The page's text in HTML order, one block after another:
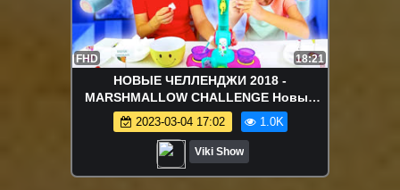
FHD 18:21
НОВЫЕ ЧЕЛЛЕНДЖИ 2018 -
MARSHMALLOW CHALLENGE Новый
Маршмеллоу Челлендж Сладкое
Против Гадкого /// Вики Шоу
2023-03-04 17:02 1.0K
Viki Show